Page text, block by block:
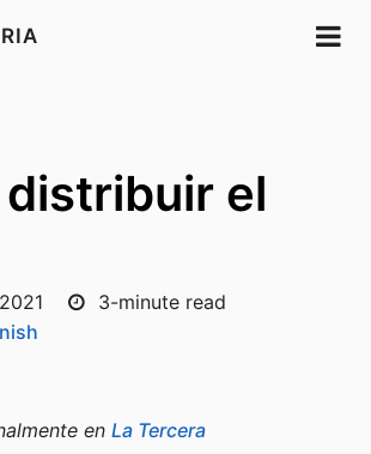
el
3-minute read
en La Tercera